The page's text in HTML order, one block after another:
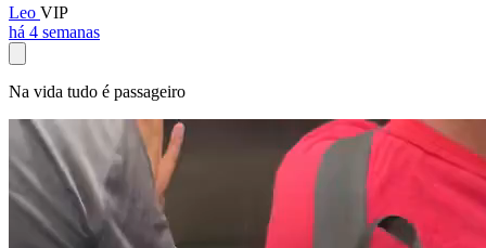
Leo VIP
há 4 semanas
Na vida tudo é passageiro